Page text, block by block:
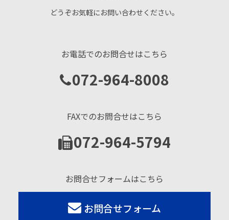
どうぞお気軽にお問い合わせください。
お電話でのお問合せはこちら
072-964-8008
FAXでのお問合せはこちら
072-964-5794
お問合せフォームはこちら
お問合せフォーム